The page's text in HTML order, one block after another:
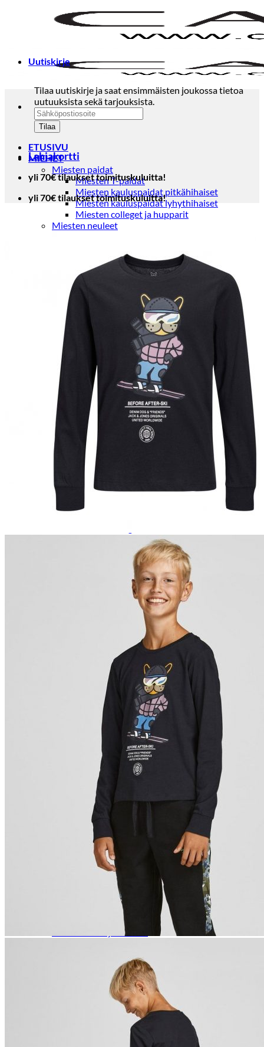
ETUSIVU
MIEHET
Miesten paidat
Miesten T-paidat
Miesten kauluspaidat pitkähihaiset
Miesten kauluspaidat lyhythihaiset
Miesten colleget ja hupparit
Miesten neuleet
Puvut ja blazerit
Puvut
Puvuntakit ja blazerit
Miesten housut
Miesten farkut
Miesten collegehousut
Miesten shortsit
Miesten asusteet
Vyöt ja olkaimet
Solmiot, rusetit ja taskuliinat
Miesten päähineet, huivit ja käsineet
Miesten yöasut ja alusvaatteet
Miesten alusvaatteet
Miesten sukat
Miesten yöasut
Miesten aamutakit ja kylpytakit
Miesten takit
Miesten nahkatakit
Miesten kevät-ja syystakit
Miesten villakangastakit
Miesten talvitakit
Naisten puserot
Naisten neuletakit
Naisten neulepuserot
Naisten mekot ja hameet
Naisten housut
Leggingsit ja collegehousut
Naisten housut
Naisten farkut
Caprit ja shortsit
Naisten asusteet
Vyöt ja korut
Naisten päähineet, huivit ja käsineet
Naisten yöasut ja alusvaatteet
Naisten alusvaatteet
Sukat ja sukkahousut
Naisten yöasut
Naisten aamutakit ja kylpytakit
Naisten takit
Naisten kevät-ja syystakit
Naisten nahkatakit
Naisten talvitakit
Lasten paidat
Lasten paidat
Lasten kauluspaidat
Lasten trikoopaidat
Lasten colleget ja hupparit
Lasten neuleet
Lasten mekot ja hameet
Lasten housut
Lasten trikoo-ja collegehousut
Lasten farkut
Lasten shortsit
Lasten juhlahousut
Yöasut ja kylpytakit
Uutiskirje
Tilaa uutiskirje ja saat ensimmäisten joukossa tietoa
uutuuksista sekä tarjouksista.
Lahjakortti
yli 70€ tilaukset toimituskuluitta!
yli 70€ tilaukset toimituskuluitta!